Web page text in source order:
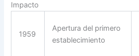
Impacto
1959
Apertura del primero
establecimiento